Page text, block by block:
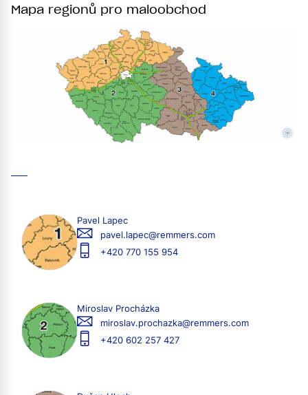
Mapa regionů pro maloobchod
©
Pavel Lapec
pavel.lapec@remmers.com
+420 770 155 954
Miroslav Procházka
miroslav.prochazka@remmers.com
+420 602 257 427